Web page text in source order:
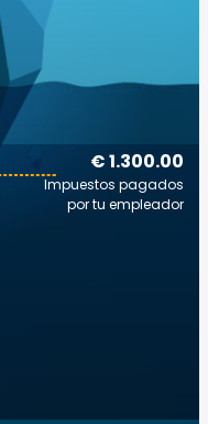
€ 1.300.00
Impuestos pagados
por tu empleador